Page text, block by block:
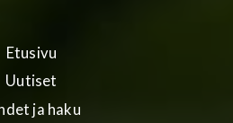
Etusivu
Uutiset
ja haku